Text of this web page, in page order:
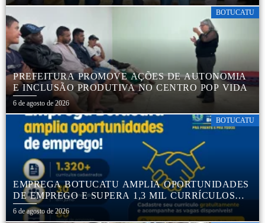
BOTUCATU
PREFEITURA PROMOVE AÇÕES DE AUTONOMIA
E INCLUSÃO PRODUTIVA NO CENTRO POP VIDA
6 de agosto de 2026
BOTUCATU
EMPREGA BOTUCATU AMPLIA OPORTUNIDADES
DE EMPREGO E SUPERA 1,3 MIL CURRÍCULOS
CADASTRADOS
6 de agosto de 2026